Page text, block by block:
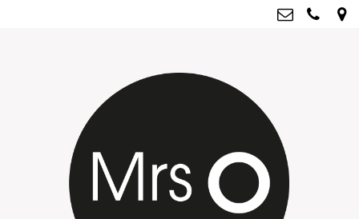
Kvk: Mrs O & more - 67796435
BTWnr: NL001835603B07